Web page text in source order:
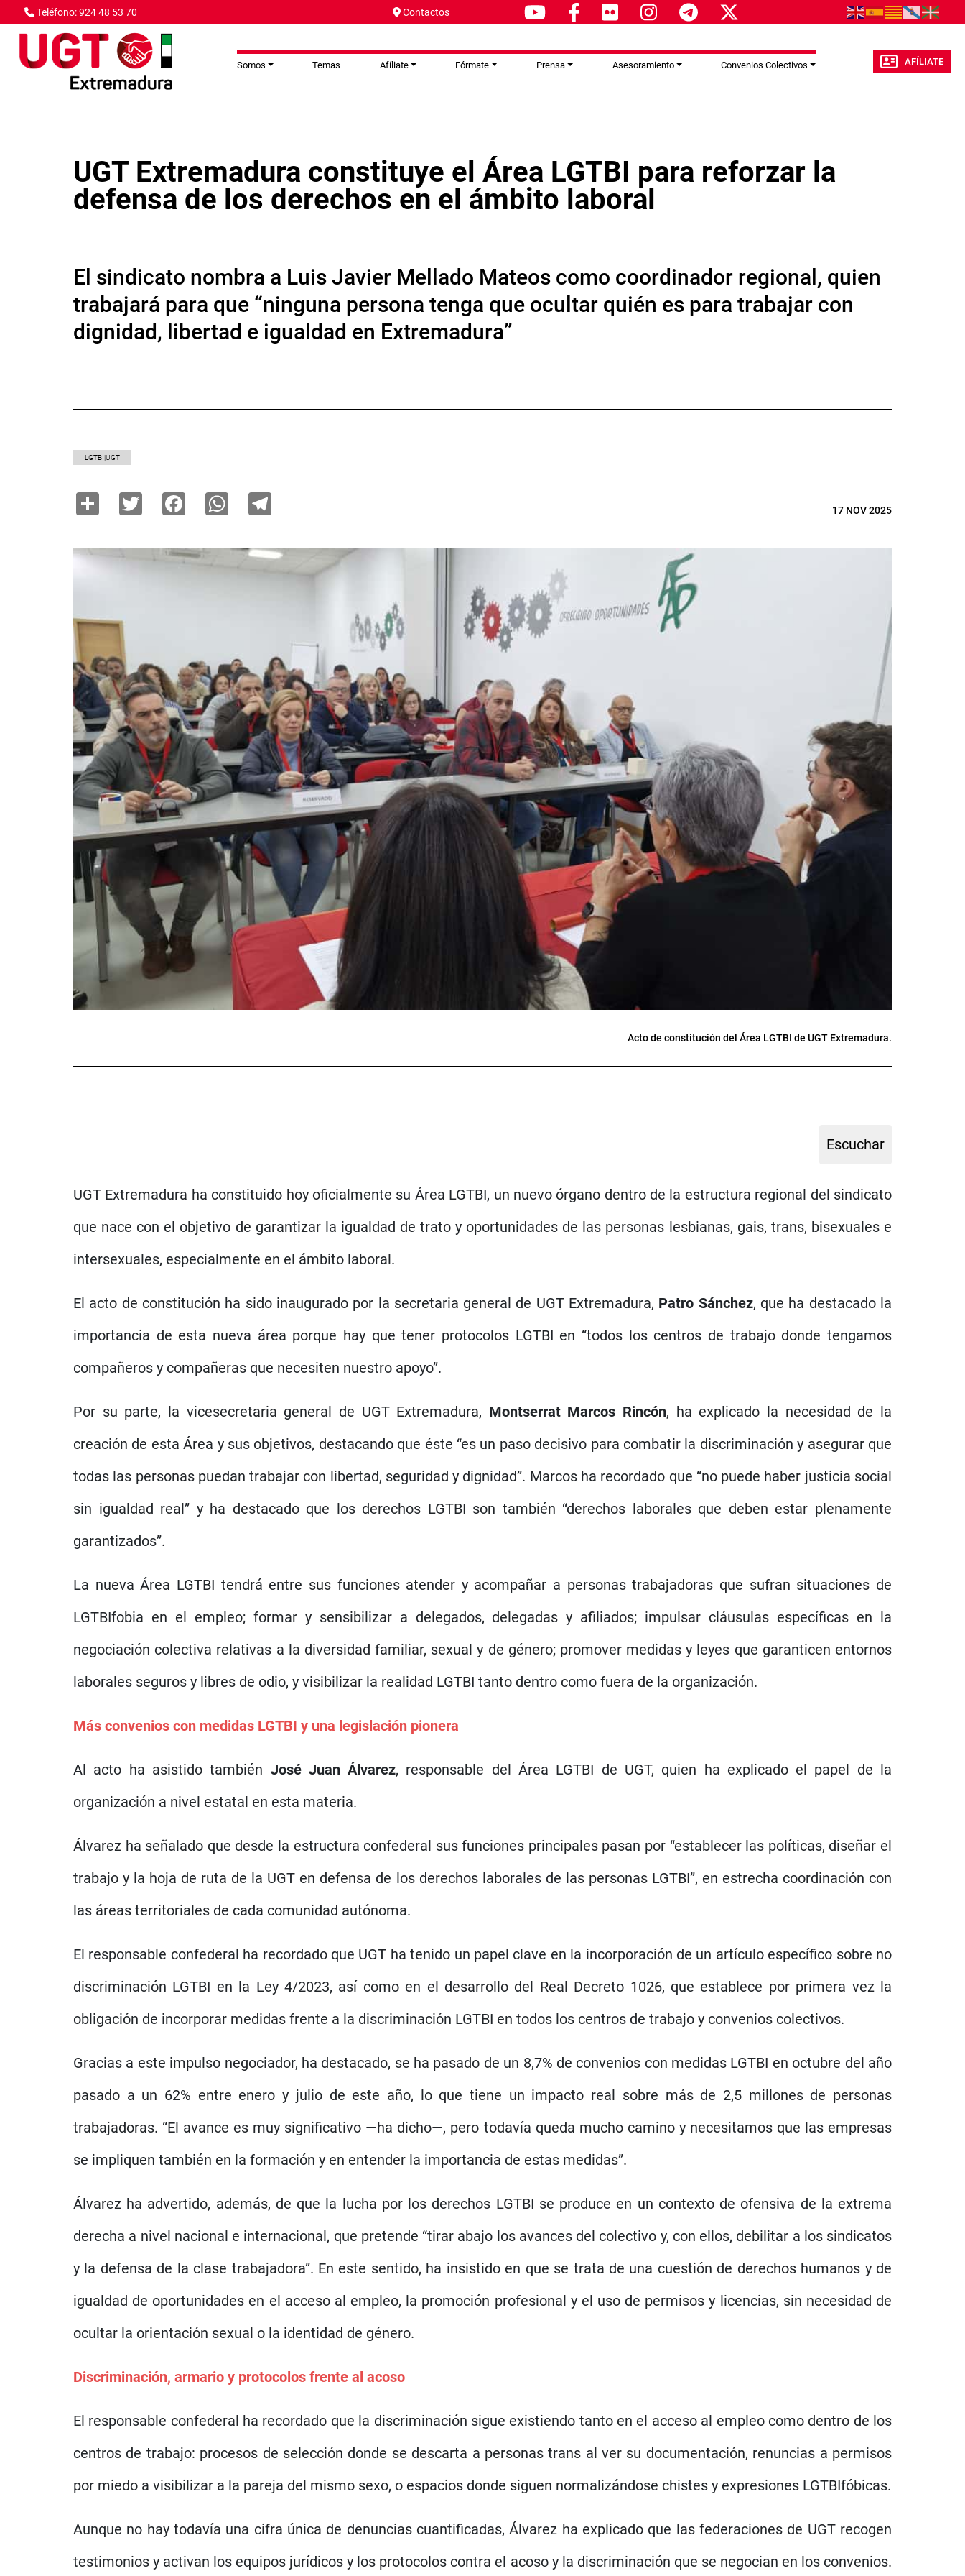
Pasar al contenido principal
Teléfono: 924 48 53 70 Contactos
Somos Temas Afíliate Fórmate Prensa Asesoramiento Convenios Colectivos AFÍLIATE
UGT Extremadura constituye el Área LGTBI para reforzar la
defensa de los derechos en el ámbito laboral
El sindicato nombra a Luis Javier Mellado Mateos como coordinador regional, quien
trabajará para que “ninguna persona tenga que ocultar quién es para trabajar con
dignidad, libertad e igualdad en Extremadura”
LGTBI|UGT
Share TwitterFacebookWhatsApp 17 NOV 2025
Acto de constitución del Área LGTBI de UGT Extremadura.
UGT Extremadura ha constituido hoy oficialmente su Área LGTBI, un nuevo órgano dentro de la estructura regional del sindicato
que nace con el objetivo de garantizar la igualdad de trato y oportunidades de las personas lesbianas, gais, trans, bisexuales e
intersexuales, especialmente en el ámbito laboral.
El acto de constitución ha sido inaugurado por la secretaria general de UGT Extremadura, Patro Sánchez, que ha destacado la
importancia de esta nueva área porque hay que tener protocolos LGTBI en “todos los centros de trabajo donde tengamos
compañeros y compañeras que necesiten nuestro apoyo”.
Por su parte, la vicesecretaria general de UGT Extremadura, Montserrat Marcos Rincón, ha explicado la necesidad de la
creación de esta Área y sus objetivos, destacando que éste “es un paso decisivo para combatir la discriminación y asegurar que
todas las personas puedan trabajar con libertad, seguridad y dignidad”. Marcos ha recordado que “no puede haber justicia social
sin igualdad real” y ha destacado que los derechos LGTBI son también “derechos laborales que deben estar plenamente
garantizados”.
La nueva Área LGTBI tendrá entre sus funciones atender y acompañar a personas trabajadoras que sufran situaciones de
LGTBIfobia en el empleo; formar y sensibilizar a delegados, delegadas y afiliados; impulsar cláusulas específicas en la
negociación colectiva relativas a la diversidad familiar, sexual y de género; promover medidas y leyes que garanticen entornos
laborales seguros y libres de odio, y visibilizar la realidad LGTBI tanto dentro como fuera de la organización.
Más convenios con medidas LGTBI y una legislación pionera
Al acto ha asistido también José Juan Álvarez, responsable del Área LGTBI de UGT, quien ha explicado el papel de la
organización a nivel estatal en esta materia.
Álvarez ha señalado que desde la estructura confederal sus funciones principales pasan por “establecer las políticas, diseñar el
trabajo y la hoja de ruta de la UGT en defensa de los derechos laborales de las personas LGTBI”, en estrecha coordinación con
las áreas territoriales de cada comunidad autónoma.
El responsable confederal ha recordado que UGT ha tenido un papel clave en la incorporación de un artículo específico sobre no
discriminación LGTBI en la Ley 4/2023, así como en el desarrollo del Real Decreto 1026, que establece por primera vez la
obligación de incorporar medidas frente a la discriminación LGTBI en todos los centros de trabajo y convenios colectivos.
Gracias a este impulso negociador, ha destacado, se ha pasado de un 8,7% de convenios con medidas LGTBI en octubre del año
pasado a un 62% entre enero y julio de este año, lo que tiene un impacto real sobre más de 2,5 millones de personas
trabajadoras. “El avance es muy significativo —ha dicho—, pero todavía queda mucho camino y necesitamos que las empresas
se impliquen también en la formación y en entender la importancia de estas medidas”.
Álvarez ha advertido, además, de que la lucha por los derechos LGTBI se produce en un contexto de ofensiva de la extrema
derecha a nivel nacional e internacional, que pretende “tirar abajo los avances del colectivo y, con ellos, debilitar a los sindicatos
y la defensa de la clase trabajadora”. En este sentido, ha insistido en que se trata de una cuestión de derechos humanos y de
igualdad de oportunidades en el acceso al empleo, la promoción profesional y el uso de permisos y licencias, sin necesidad de
ocultar la orientación sexual o la identidad de género.
Discriminación, armario y protocolos frente al acoso
El responsable confederal ha recordado que la discriminación sigue existiendo tanto en el acceso al empleo como dentro de los
centros de trabajo: procesos de selección donde se descarta a personas trans al ver su documentación, renuncias a permisos
por miedo a visibilizar a la pareja del mismo sexo, o espacios donde siguen normalizándose chistes y expresiones LGTBIfóbicas.
Aunque no hay todavía una cifra única de denuncias cuantificadas, Álvarez ha explicado que las federaciones de UGT recogen
testimonios y activan los equipos jurídicos y los protocolos contra el acoso y la discriminación que se negocian en los convenios.